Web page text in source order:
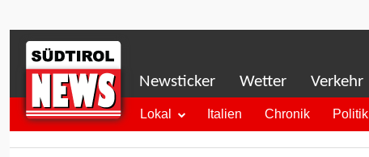
Newsticker Wetter Verkehr
Lokal Italien Chronik Politik